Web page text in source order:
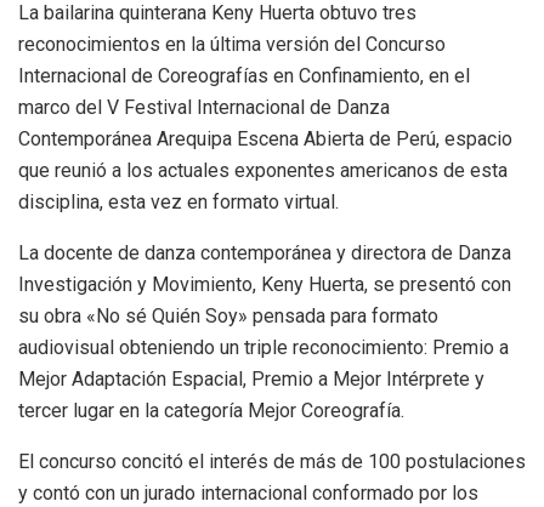
La bailarina quinterana Keny Huerta obtuvo tres
reconocimientos en la última versión del Concurso
Internacional de Coreografías en Confinamiento, en el
marco del V Festival Internacional de Danza
Contemporánea Arequipa Escena Abierta de Perú, espacio
que reunió a los actuales exponentes americanos de esta
disciplina, esta vez en formato virtual.
La docente de danza contemporánea y directora de Danza
Investigación y Movimiento, Keny Huerta, se presentó con
su obra «No sé Quién Soy» pensada para formato
audiovisual obteniendo un triple reconocimiento: Premio a
Mejor Adaptación Espacial, Premio a Mejor Intérprete y
tercer lugar en la categoría Mejor Coreografía.
El concurso concitó el interés de más de 100 postulaciones
y contó con un jurado internacional conformado por los